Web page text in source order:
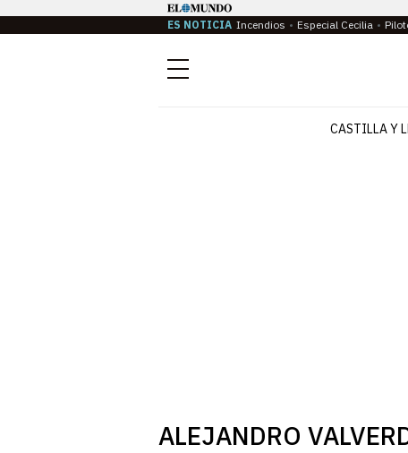
ES NOTICIA Incendios Especial Cecilia
Menú
CASTILLA Y
ALEJANDRO